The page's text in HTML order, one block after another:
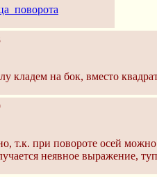
кладем на бок, вместо
т.к. при повороте осей
неявное выражение,